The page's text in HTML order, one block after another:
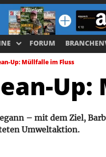
FORUM
Up: Müllfalle im Fluss
– mit dem Ziel,
Umweltaktion.